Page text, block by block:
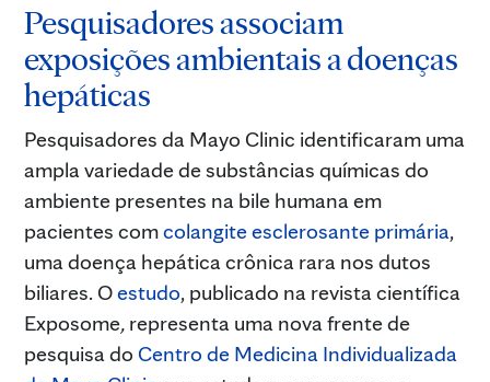
Pesquisadores associam
exposições ambientais a doenças
hepáticas
Pesquisadores da Mayo Clinic identificaram uma
ampla variedade de substâncias químicas do
ambiente presentes na bile humana em
pacientes comcolangite esclerosante primária,
uma doença hepática crônica rara nos dutos
biliares. Oestudo, publicado na revista científica
Exposome, representa uma nova frente de
pesquisa do Centro de Medicina Individualizada